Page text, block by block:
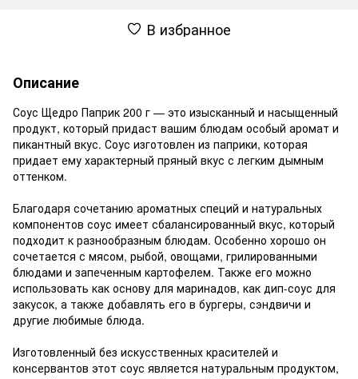
В избранное
Описание
Соус Щедро Паприк 200 г — это изысканный и насыщенный
продукт, который придаст вашим блюдам особый аромат и
пикантный вкус. Соус изготовлен из паприки, которая
придает ему характерный пряный вкус с легким дымным
оттенком.
Благодаря сочетанию ароматных специй и натуральных
компонентов соус имеет сбалансированный вкус, который
подходит к разнообразным блюдам. Особенно хорошо он
сочетается с мясом, рыбой, овощами, грилированными
блюдами и запеченным картофелем. Также его можно
использовать как основу для маринадов, как дип-соус для
закусок, а также добавлять его в бургеры, сэндвичи и
другие любимые блюда.
Изготовленный без искусственных красителей и
консервантов этот соус является натуральным продуктом,